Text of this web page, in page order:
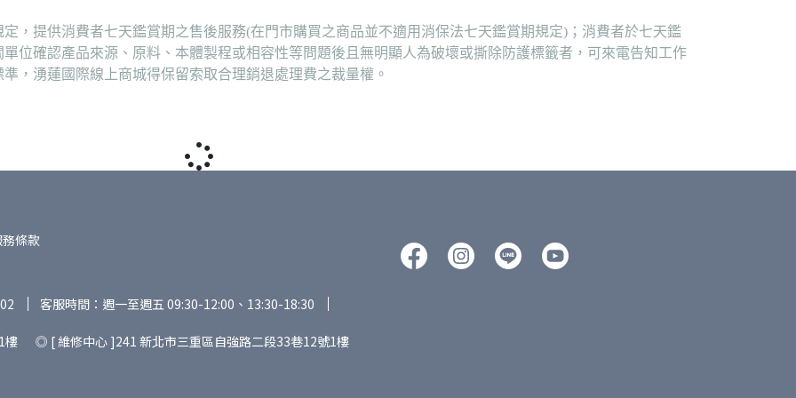
，提供消費者七天鑑賞期之售後服務(在門市購買之商品並不適用消保法七天鑑賞期規定)；消費者於七天鑑
位確認產品來源、原料、本體製程或相容性等問題後且無明顯人為破壞或撕除防護標籤者，可來電告知工作
，湧蓮國際線上商城得保留索取合理銷退處理費之裁量權。
條款
客服時間：週一至週五 09:30-12:00、13:30-18:30
樓 ◎ [ 維修中心 ]241 新北市三重區自強路二段33巷12號1樓